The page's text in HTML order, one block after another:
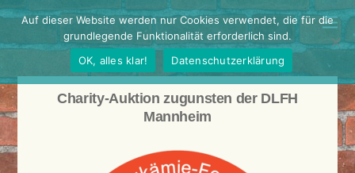
Charity-Auktion zugunsten der DLFH
Mannheim
Auf dieser Website werden nur Cookies verwendet, die für die
grundlegende Funktionalität erforderlich sind.
OK, alles klar!
Datenschutzerklärung